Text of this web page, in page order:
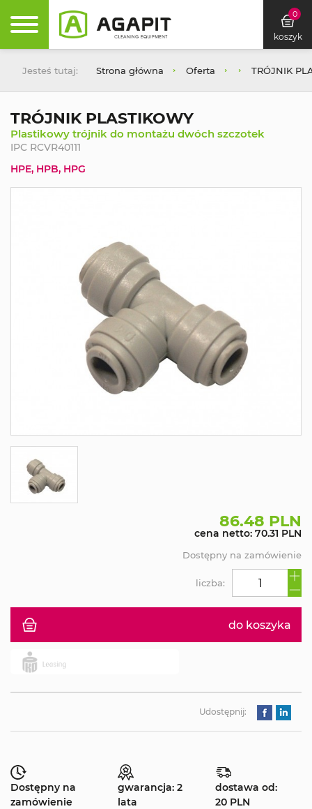
0
koszyk
Jesteś tutaj: Strona główna Oferta TRÓJNIK
TRÓJNIK PLASTIKOWY
Plastikowy trójnik do montażu dwóch szczotek
IPC RCVR40111
HPE, HPB, HPG
86.48 PLN
cena netto: 70.31 PLN
do koszyka
liczba:
Dostępny na zamówienie
Udostępnij:
Dostępny na
zamówienie
gwarancja: 2
lata
dostawa od:
20 PLN